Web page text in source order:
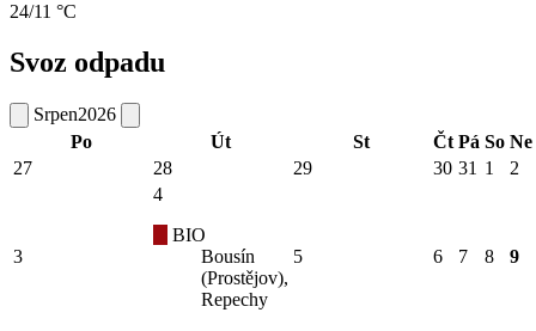
24/11 °C
Svoz odpadu
Srpen2026
Po
Út St Čt Pá So Ne
27
28 29 30 31 1 2
3
4
BIO
Bousín
(Prostějov),
Repechy
5 6 7 8 9